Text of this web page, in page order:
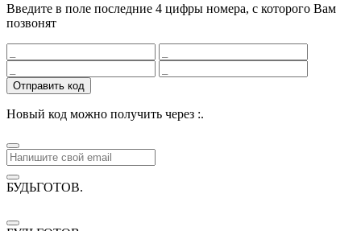
Введите в поле последние 4 цифры номера, с которого Вам
позвонят
Отправить код
Новый код можно получить через :.
БУДЬГОТОВ.